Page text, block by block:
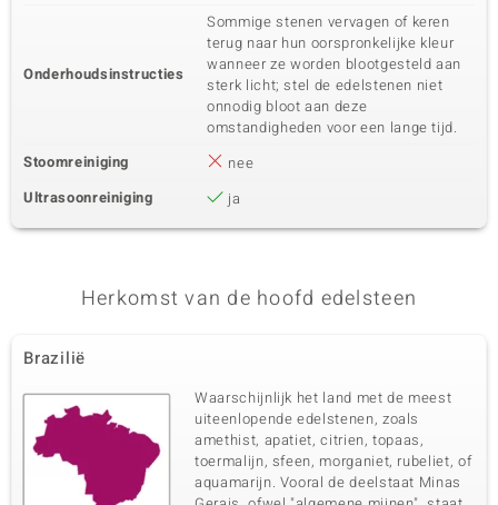
Onderhoudsinstructies
Sommige stenen vervagen of keren
terug naar hun oorspronkelijke kleur
wanneer ze worden blootgesteld aan
sterk licht; stel de edelstenen niet
onnodig bloot aan deze
omstandigheden voor een lange tijd.
Stoomreiniging
nee
Ultrasoonreiniging
ja
Herkomst van de hoofd edelsteen
Brazilië
Waarschijnlijk het land met de meest
uiteenlopende edelstenen, zoals
amethist, apatiet, citrien, topaas,
toermalijn, sfeen, morganiet, rubeliet, of
aquamarijn. Vooral de deelstaat Minas